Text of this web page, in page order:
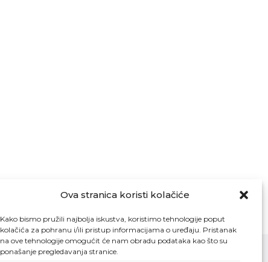
Ova stranica koristi kolačiće
Kako bismo pružili najbolja iskustva, koristimo tehnologije poput
kolačića za pohranu i/ili pristup informacijama o uređaju. Pristanak
na ove tehnologije omogućit će nam obradu podataka kao što su
ponašanje pregledavanja stranice.